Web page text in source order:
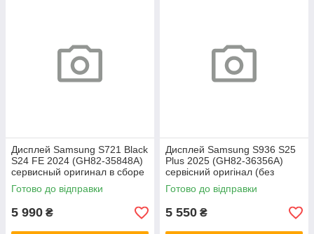
Дисплей Samsung S721 Black
S24 FE 2024 (GH82-35848A)
сервисный оригинал в сборе
с рамкой
Готово до відправки
5 990 ₴
Дисплей Samsung S936 S25
Plus 2025 (GH82-36356A)
сервісний оригінал (без
рамки)
Готово до відправки
5 550 ₴